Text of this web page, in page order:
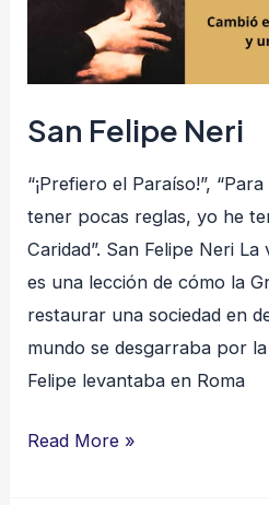
San Felipe Neri
“¡Prefiero el Paraíso!”,
tener pocas reglas, yo he
Caridad”. San Felipe Neri
es una lección de cómo la
restaurar una sociedad en
mundo se desgarraba por
Felipe levantaba en Roma
Read More »